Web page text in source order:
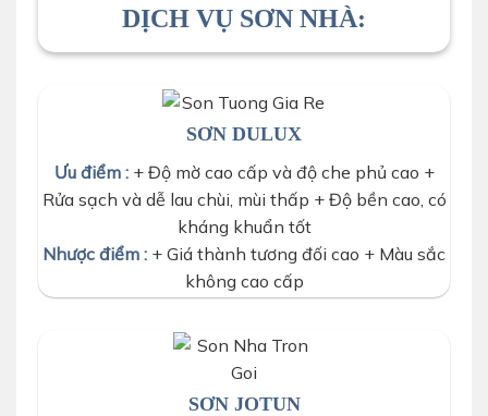
DỊCH VỤ SƠN NHÀ:
SƠN DULUX
Ưu điểm :+ Độ mờ cao cấp và độ che phủ cao +
Rửa sạch và dễ lau chùi, mùi thấp + Độ bền cao, có
kháng khuẩn tốt
Nhược điểm : + Giá thành tương đối cao + Màu sắc
không cao cấp
SƠN JOTUN